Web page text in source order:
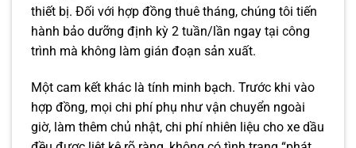
thiết bị. Đối với hợp đồng thuê tháng, chúng tôi tiến
hành bảo dưỡng định kỳ 2 tuần/lần ngay tại công
trình mà không làm gián đoạn sản xuất.
Một cam kết khác là tính minh bạch. Trước khi vào
hợp đồng, mọi chi phí phụ như vận chuyển ngoài
giờ, làm thêm chủ nhật, chi phí nhiên liệu cho xe dầu